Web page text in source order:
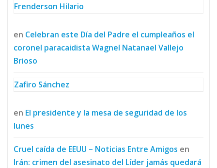
Frenderson Hilario
en Celebran este Día del Padre el cumpleaños el
coronel paracaidista Wagnel Natanael Vallejo
Brioso
Zafiro Sánchez
en El presidente y la mesa de seguridad de los
lunes
Cruel caída de EEUU – Noticias Entre Amigos en
Irán: crimen del asesinato del Líder jamás quedará